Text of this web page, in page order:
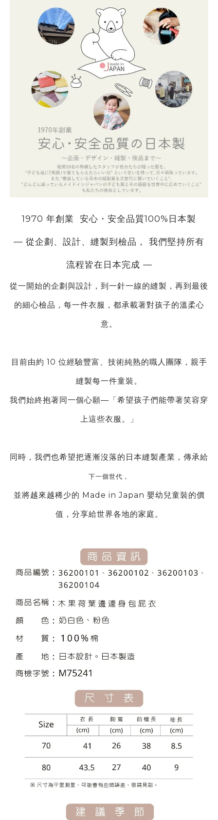
1970 年創業 安心・安全品質100%日本製
— 從企劃、設計、縫製到檢品， 我們堅持所有
流程皆在日本完成 —
從一開始的企劃與設計，到一針一線的縫製，再到最後
的細心檢品，每一件衣服，都承載著對孩子的溫柔心
意。
目前由約 10 位經驗豐富、技術純熟的職人團隊，親手
縫製每一件童裝。
我們始終抱著同一個心願—「希望孩子們能帶著笑容穿
上這些衣服。」
同時，我們也希望把逐漸沒落的日本縫製產業，傳承給
下一個世代，
並將越來越稀少的 Made in Japan 嬰幼兒童裝的價
值，分享給世界各地的家庭。